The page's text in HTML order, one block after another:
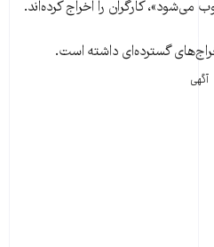
کارگران را اخراج کرده‌اند.
گسترده‌ای داشته است.
آگهی